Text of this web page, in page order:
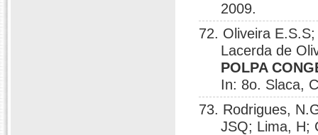
2009.
72. Oliveira
Lacerda de
POLPA
In: 8o. Slaca,
73. Rodrigues,
JSQ; Lima, H;